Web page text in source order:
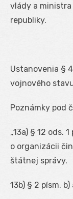
vlády a
republiky.
Ustanovenia §
vojnového
Poznámky pod
„13a) § 12 ods.
o organizácii
štátnej správy.
13b) § 2 písm.